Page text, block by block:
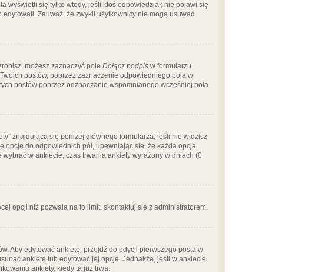
wyświetli się tylko wtedy, jeśli ktoś odpowiedział; nie pojawi się
Zauważ, że zwykli użytkownicy nie mogą usuwać
możesz zaznaczyć pole Dołącz podpis w formularzu
postów, poprzez zaznaczenie odpowiedniego pola w
postów poprzez odznaczanie wspomnianego wcześniej pola
znajdującą się poniżej głównego formularza; jeśli nie widzisz
opcje do odpowiednich pól, upewniając się, że każda opcja
w ankiecie, czas trwania ankiety wyrażony w dniach (0
opcji niż pozwala na to limit, skontaktuj się z administratorem.
Aby edytować ankietę, przejdź do edycji pierwszego posta w
ankietę lub edytować jej opcje. Jednakże, jeśli w ankiecie
ankiety, kiedy ta już trwa.